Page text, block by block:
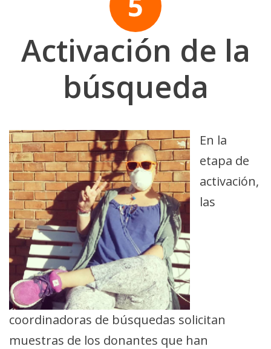
Activación de la
búsqueda
En la
etapa de
activación,
las
coordinadoras de búsquedas solicitan
muestras de los donantes que han